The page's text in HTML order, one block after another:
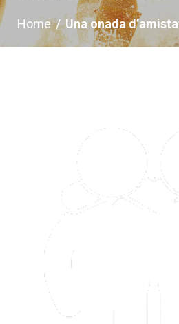
Home/Una onada